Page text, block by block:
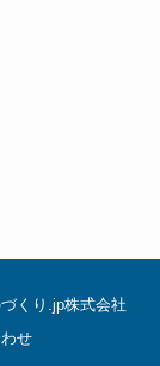
くり.jp株式会社
せ